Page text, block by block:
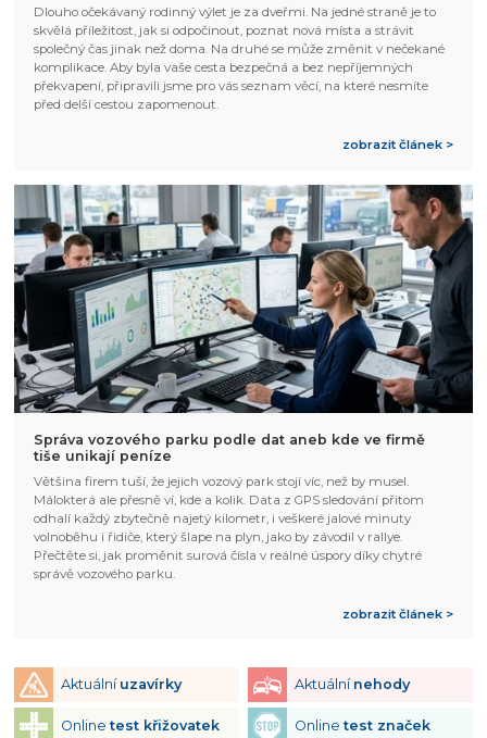
Dlouho očekávaný rodinný výlet je za dveřmi. Na jedné straně je to
skvělá příležitost, jak si odpočinout, poznat nová místa a strávit
společný čas jinak než doma. Na druhé se může změnit v nečekané
komplikace. Aby byla vaše cesta bezpečná a bez nepříjemných
překvapení, připravili jsme pro vás seznam věcí, na které nesmíte
před delší cestou zapomenout.
zobrazit článek >
Správa vozového parku podle dat aneb kde ve firmě
tiše unikají peníze
Většina firem tuší, že jejich vozový park stojí víc, než by musel.
Málokterá ale přesně ví, kde a kolik. Data z GPS sledování přitom
odhalí každý zbytečně najetý kilometr, i veškeré jalové minuty
volnoběhu i řidiče, který šlape na plyn, jako by závodil v rallye.
Přečtěte si, jak proměnit surová čísla v reálné úspory díky chytré
správě vozového parku.
zobrazit článek >
Aktuální uzavírky Aktuální nehody
Onlinetest křižovatek Onlinetest značek